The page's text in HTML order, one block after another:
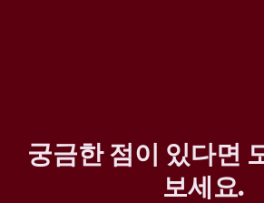
궁금한 점이 있다면
보세요.